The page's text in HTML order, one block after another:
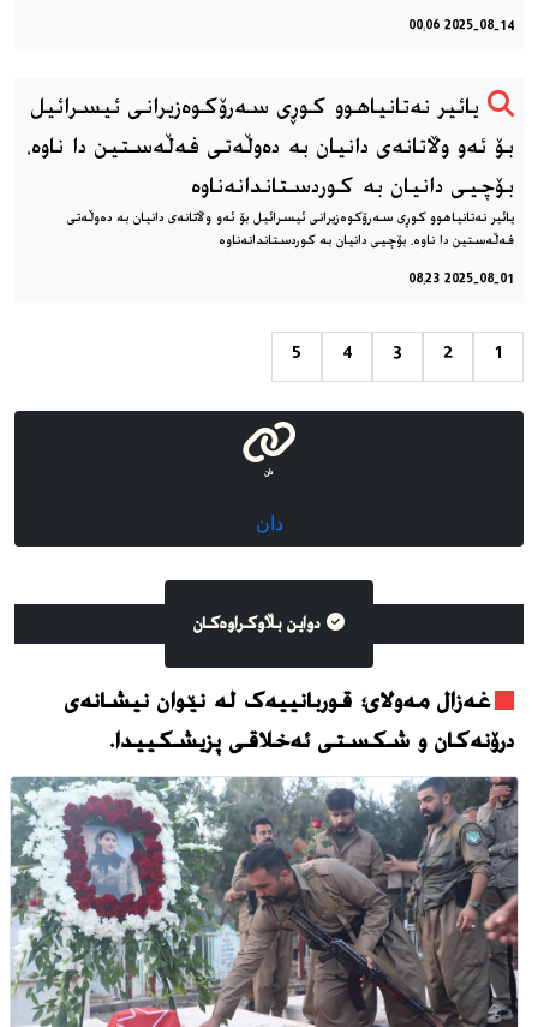
2025-08-14 00:06
یائیر نەتانیاهوو كوڕی سەرۆكوەزیرانی ئیسرائیل
بۆ ئەو وڵاتانەی دانیان بە دەوڵەتی فەڵەستین دا ناوە،
بۆچیی دانیان بە کوردستاندانەناوە
یائیر نەتانیاهوو كوڕی سەرۆكوەزیرانی ئیسرائیل بۆ ئەو وڵاتانەی دانیان بە دەوڵەتی
فەڵەستین دا ناوە، بۆچیی دانیان بە کوردستاندانەناوە
2025-08-01 08:23
1
2
3
4
5
دان
دان
دواین بڵاوکراوه‌کان
غەزال مەولای؛ قوربانییەک لە نێوان نیشانەی
درۆنەکان و شکستی ئەخلاقی پزیشکییدا.